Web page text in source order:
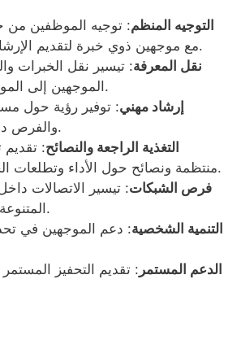
التوجيه المنظم: توجيه الموظفين من
مع موجهين ذوي خبرة لتقديم الإرشاد الشخصي.
نقل المعرفة: تيسير نقل الخبرات
الموجهين إلى الموجهين الجدد.
إرشاد مهني: توفير رؤية حول
والفرص داخل ببلكس.
التغذية الراجعة والنصائح: تقديم
منتظمة ونصائح حول الأداء وتطلعات الحياة المهنية.
فرص الشبكات: تيسير الاتصالات
المتنوعة في ببلكس.
التنمية الشخصية: دعم الموجهين في
الدعم المستمر : تقديم التحفيز